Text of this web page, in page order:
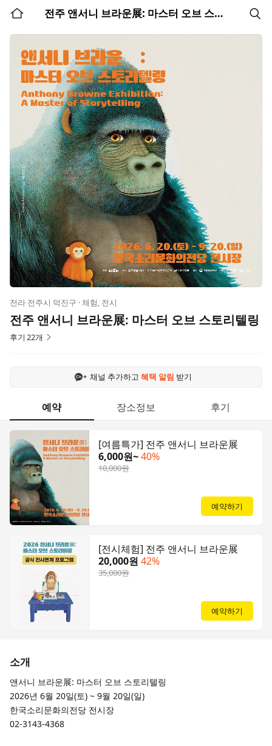
전주 앤서니 브라운展: 마스터 오브 스토리텔링
전라 전주시 덕진구 · 체험, 전시
전주 앤서니 브라운展: 마스터 오브 스토리텔링
후기22개
채널 추가하고 혜택 알림 받기
예약 장소정보 후기
[여름특가] 전주 앤서니 브라운展
6,000원~40%
10,000원
예약하기
[전시체험] 전주 앤서니 브라운展
20,000원 42%
35,000원
예약하기
소개
앤서니 브라운展: 마스터 오브 스토리텔링
2026년 6월 20일(토) ~ 9월 20일(일)
한국소리문화의전당 전시장
02-3143-4368